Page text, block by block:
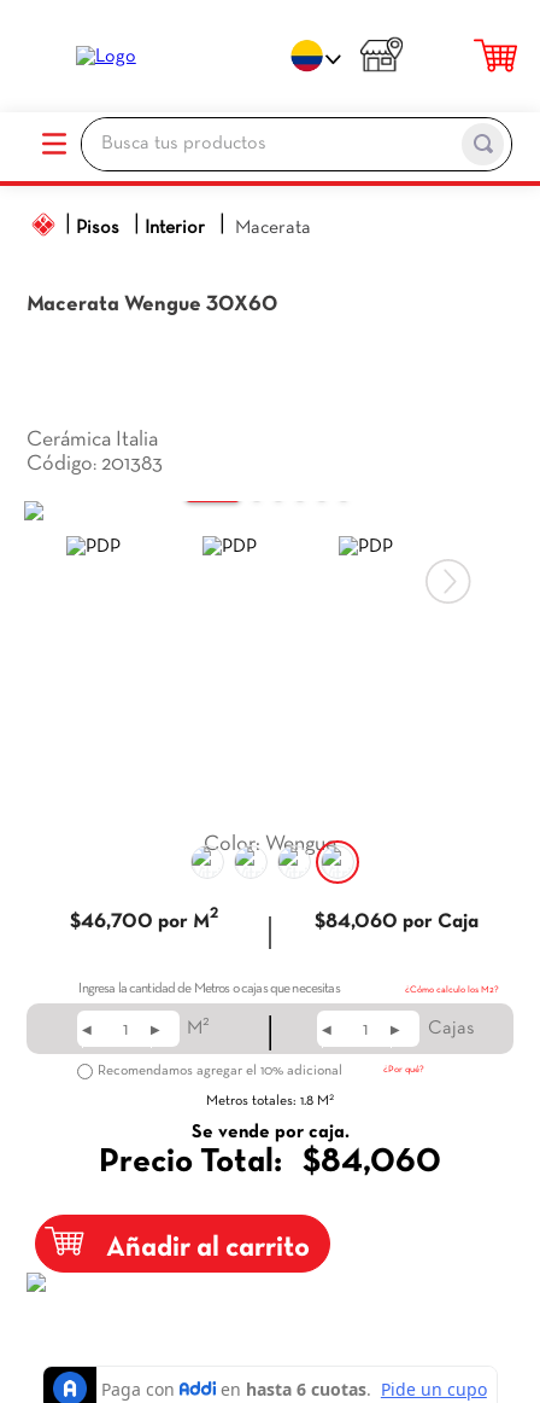
Busca tus productos
Pisos Interior Macerata
Macerata Wengue 30X60
Cerámica Italia
:201383
Color: Wengue
$46,700 por M2 | $84,060 por Caja
Ingresa la cantidad de Metros o cajas que necesitas ¿Cómo calculo los M2?
◀ ▶ M2 | ◀ ▶ Cajas
Recomendamos agregar el 10% adicional ¿Por qué?
Metros totales: 1.8 M 2
Se vende por caja.
Precio Total: $84,060
Añadir al carrito
1.
porcelanato
6.
cocina
8.
ceramica baños